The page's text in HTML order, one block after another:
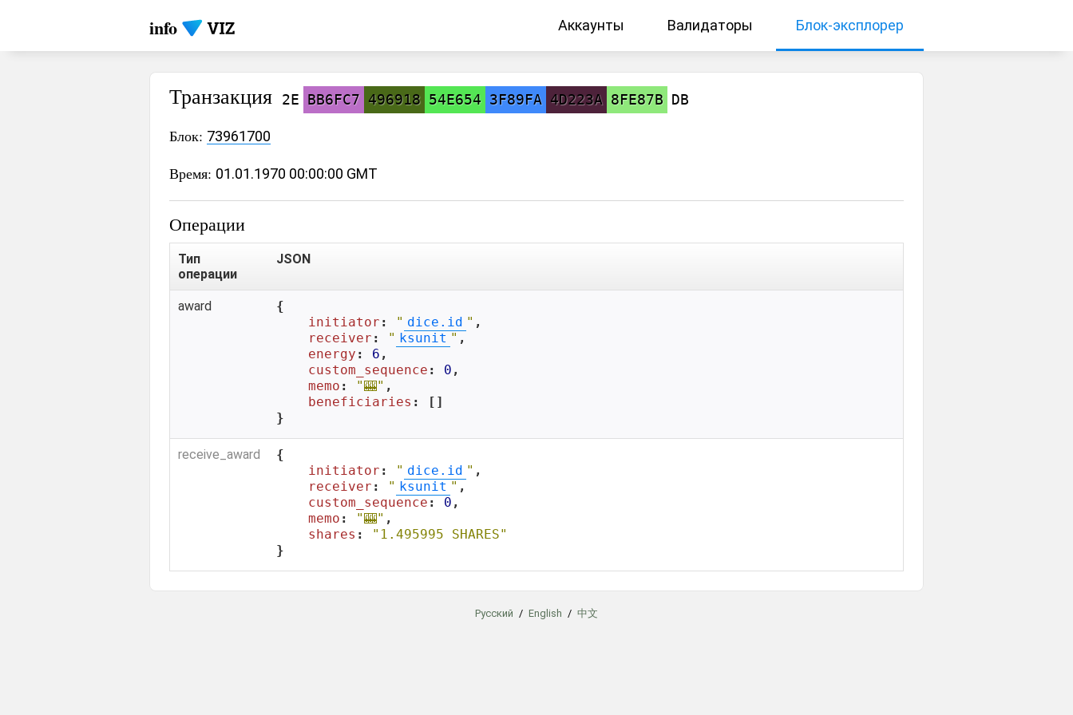
info Аккаунты Валидаторы Блок-эксплорер
Транзакция 2E BB6FC7 496918 54E654 3F89FA 4D223A 8FE87B DB
Блок: 73961700
Время: 01.01.1970 00:00:00 GMT
Операции
Тип
операции
JSON
award
{
initiator : " dice.id " ,
receiver : " ksunit " ,
energy : 6 ,
custom_sequence : 0 ,
memo : "🎰" ,
beneficiaries : []
}
receive_award
{
initiator : " dice.id " ,
receiver : " ksunit " ,
custom_sequence : 0 ,
memo : "🎰" ,
shares :
"1.495995 SHARES"
}
Русский / English / 中文